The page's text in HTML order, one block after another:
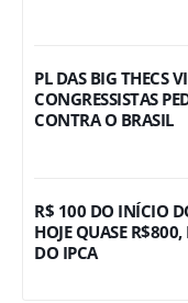
PL DAS BIG THECS
CONGRESSISTAS
CONTRA O BRASIL
R$ 100 DO INÍCIO
HOJE QUASE
DO IPCA